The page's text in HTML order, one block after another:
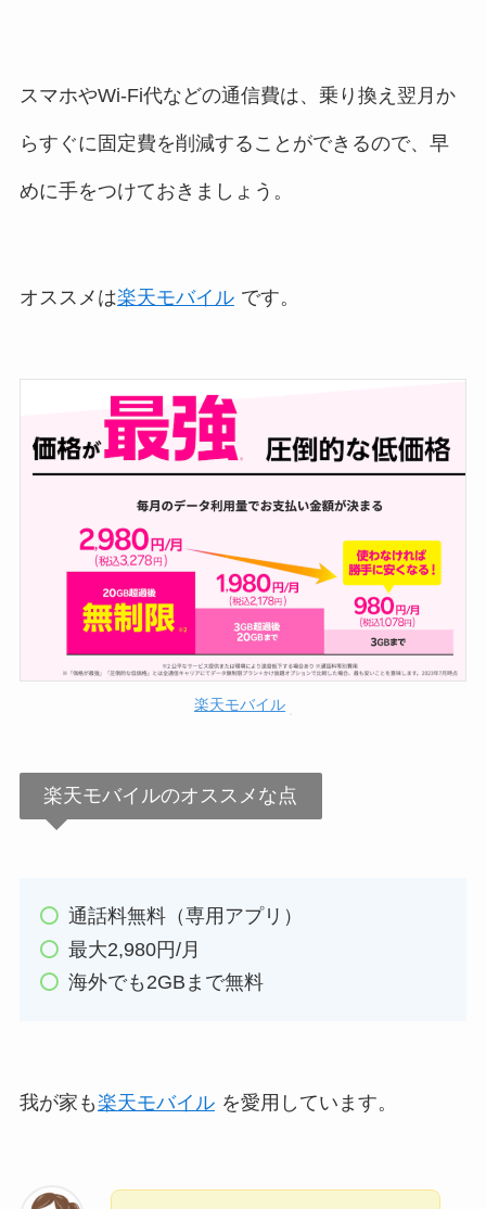
スマホやWi-Fi代などの通信費は、乗り換え翌月か
らすぐに固定費を削減することができるので、早
めに手をつけておきましょう。
オススメは楽天モバイル です。
楽天モバイル
楽天モバイルのオススメな点
通話料無料（専用アプリ）
最大2,980円/月
海外でも2GBまで無料
我が家も楽天モバイル を愛用しています。